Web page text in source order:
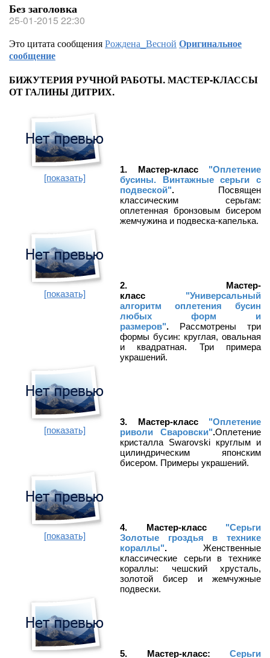
Без заголовка
25-01-2015 22:30
Это цитата сообщенияРождена_Весной Оригинальное
сообщение
БИЖУТЕРИЯ РУЧНОЙ РАБОТЫ. МАСТЕР-КЛАССЫ
ОТ ГАЛИНЫ ДИТРИХ.
[показать]
1. Мастер-класс "Оплетение
бусины. Винтажные серьги с
подвеской". Посвящен
классическим серьгам:
оплетенная бронзовым бисером
жемчужина и подвеска-капелька.
[показать]
2. Мастер-
класс "Универсальный
алгоритм оплетения бусин
любых форм и
размеров". Рассмотрены три
формы бусин: круглая, овальная
и квадратная. Три примера
украшений.
[показать]
3. Мастер-класс "Оплетение
риволи Сваровски".Оплетение
кристалла Swarovski круглым и
цилиндрическим японским
бисером. Примеры украшений.
[показать]
4. Мастер-класс "Серьги
Золотые гроздья в технике
кораллы". Женственные
классические серьги в технике
кораллы: чешский хрусталь,
золотой бисер и жемчужные
подвески.
5. Мастер-класс: Серьги